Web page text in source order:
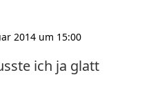
2014 um 15:00
ich ja glatt